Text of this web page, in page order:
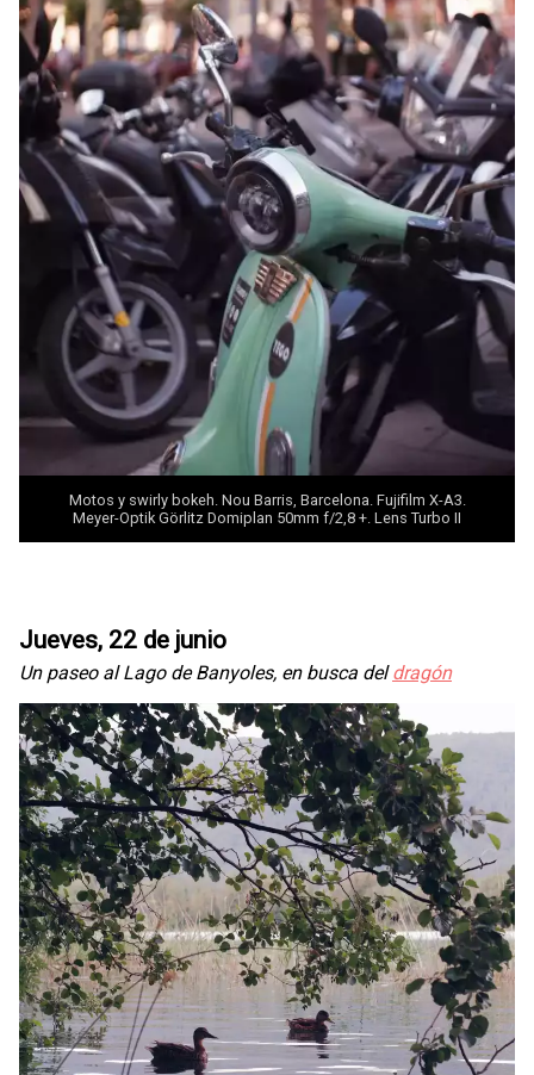
Motos y swirly bokeh. Nou Barris, Barcelona. Fujifilm X-A3.
Meyer-Optik Görlitz Domiplan 50mm f/2,8 +. Lens Turbo II
Jueves, 22 de junio
Un paseo al Lago de Banyoles, en busca deldragón